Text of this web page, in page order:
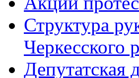
Структура
Депутатская